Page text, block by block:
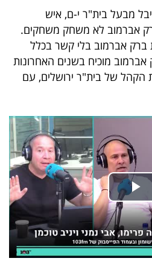
מבעל בית"ר י-ם, איש
אברמוב לא משחק משחקים.
אברמוב בלי קשר בכלל
מוכיח בשנים האחרונות
הקהל של בית"ר ירושלים, עם